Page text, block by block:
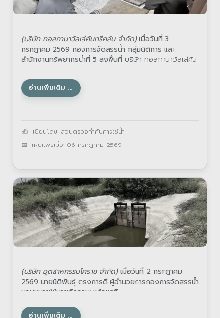
(บริษัท ทอสกานาวัลเล่คันทรีคลับ จำกัด)เมื่อวันที่ 3
กรกฎาคม 2569 กองการจัดสรรน้ำ กลุ่มนิติการ และ
สำนักงานทรัพยากรน้ำที่ 5 ลงพื้นที่ บริษัท ทอสกานาวัลเล่คัน
รายละเอียด
เขียนโดย: ส่วนตรวจกำกับการใช้น้ำ
เผยแพร่เมื่อ: 06 กรกฎาคม 2569
อ่านเพิ่มเติม …
(บริษัท อุตสาหกรรมโคราช จำกัด)เมื่อวันที่ 2 กรกฎาคม
2569 นายนิติพันธุ์ ตรงการดี ผู้อำนวยการกองการจัดสรรน้ำ
มอบหมายให้นายศักรภพ แก้วพาที
อ่านเพิ่มเติม …